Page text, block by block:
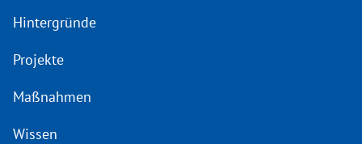
Hintergründe
Projekte
Maßnahmen
Wissen